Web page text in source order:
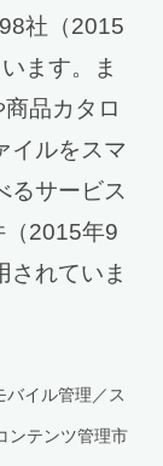
社（2015
ます。ま
品カタロ
イルをスマ
るサービス
（2015年9
されていま
イル管理／ス
ンテンツ管理市